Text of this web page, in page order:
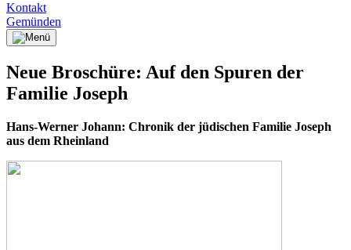
Kontakt
Gemünden
Neue Broschüre: Auf den Spuren der
Familie Joseph
Hans-Werner Johann: Chronik der jüdischen Familie Joseph
aus dem Rheinland